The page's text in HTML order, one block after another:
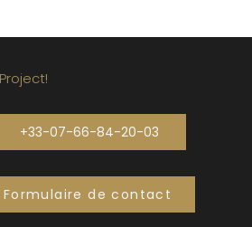
+33-07-66-84-20-03
Formulaire de contact